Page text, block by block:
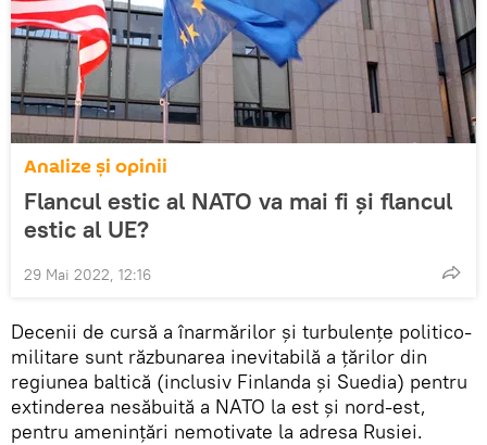
Analize și opinii
Flancul estic al NATO va mai fi și flancul
estic al UE?
29 Mai 2022, 12:16
Decenii de cursă a înarmărilor și turbulențe politico-
militare sunt răzbunarea inevitabilă a țărilor din
regiunea baltică (inclusiv Finlanda și Suedia) pentru
extinderea nesăbuită a NATO la est și nord-est,
pentru amenințări nemotivate la adresa Rusiei.